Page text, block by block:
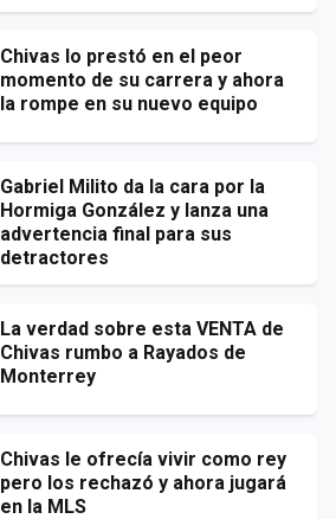
Chivas lo prestó en el peor
momento de su carrera y ahora
la rompe en su nuevo equipo
Gabriel Milito da la cara por la
Hormiga González y lanza una
advertencia final para sus
detractores
La verdad sobre esta VENTA de
Chivas rumbo a Rayados de
Monterrey
Chivas le ofrecía vivir como rey
pero los rechazó y ahora jugará
en la MLS